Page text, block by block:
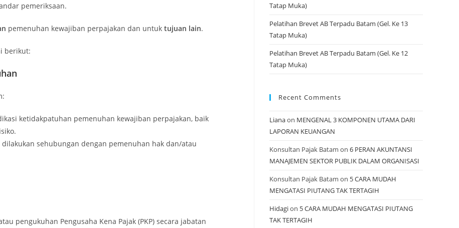
pemeriksaan.
pemenuhan kewajiban perpajakan dan untuk tujuan lain.
berikut:
ketidakpatuhan pemenuhan kewajiban perpajakan, baik
sehubungan dengan pemenuhan hak dan/atau
pengukuhan Pengusaha Kena Pajak (PKP) secara jabatan
Tatap Muka)
Pelatihan Brevet AB Terpadu Batam (Gel. Ke 13
Tatap Muka)
Pelatihan Brevet AB Terpadu Batam (Gel. Ke 12
Tatap Muka)
Recent Comments
Lianaon MENGENAL 3 KOMPONEN UTAMA DARI
LAPORAN KEUANGAN
Konsultan Pajak Batam on 6 PERAN AKUNTANSI
MANAJEMEN SEKTOR PUBLIK DALAM ORGANISASI
Konsultan Pajak Batam on 5 CARA MUDAH
MENGATASI PIUTANG TAK TERTAGIH
Hidagion 5 CARA MUDAH MENGATASI PIUTANG
TAK TERTAGIH